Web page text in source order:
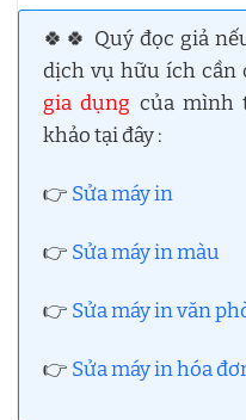
🍀🍀 Quý đọc giả
dịch vụ hữu ích cần
gia dụng của mình
khảo tại đây :
👉 Sửa máy in
👉 Sửa máy in màu
👉 Sửa máy in văn
👉 Sửa máy in hóa